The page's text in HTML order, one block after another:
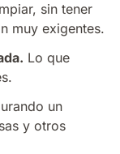
sin tener
muy exigentes.
Lo que
un
y otros